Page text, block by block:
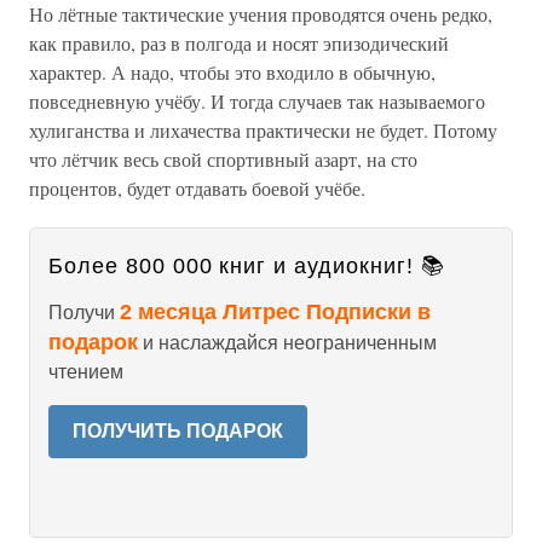
Но лётные тактические учения проводятся очень редко,
как правило, раз в полгода и носят эпизодический
характер. А надо, чтобы это входило в обычную,
повседневную учёбу. И тогда случаев так называемого
хулиганства и лихачества практически не будет. Потому
что лётчик весь свой спортивный азарт, на сто
процентов, будет отдавать боевой учёбе.
Более 800 000 книг и аудиокниг! 📚
Получи 2 месяца Литрес Подписки в
подарок и наслаждайся неограниченным
чтением
ПОЛУЧИТЬ ПОДАРОК